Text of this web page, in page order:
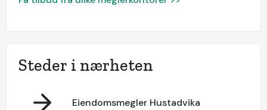
Steder i nærheten
Eiendomsmegler Hustadvika